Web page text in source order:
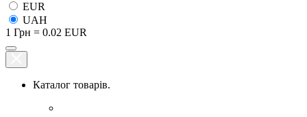
EUR
UAH
1 Грн = 0.02 EUR
Каталог товарів.